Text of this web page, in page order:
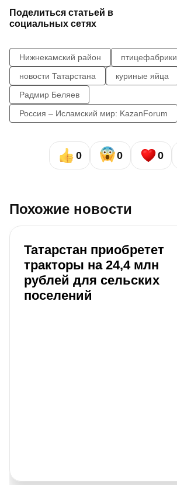
Поделиться статьей в
социальных сетях
Нижнекамский район
птицефабрики
новости Татарстана
куриные яйца
Радмир Беляев
Россия – Исламский мир: KazanForum
0 0 0
Похожие новости
Татарстан приобретет
тракторы на 24,4 млн
рублей для сельских
поселений